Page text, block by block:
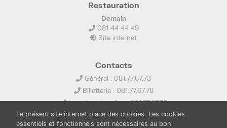
Restauration
Demain
081 44 44 49
Site internet
Contacts
Général : 081.77.67.73
Billetterie : 081.77.67.78
Location de salles : 081.77.67.79
info@ledelta.be
Le présent site internet place des cookies. Les cookies
essentiels et fonctionnels sont nécessaires au bon